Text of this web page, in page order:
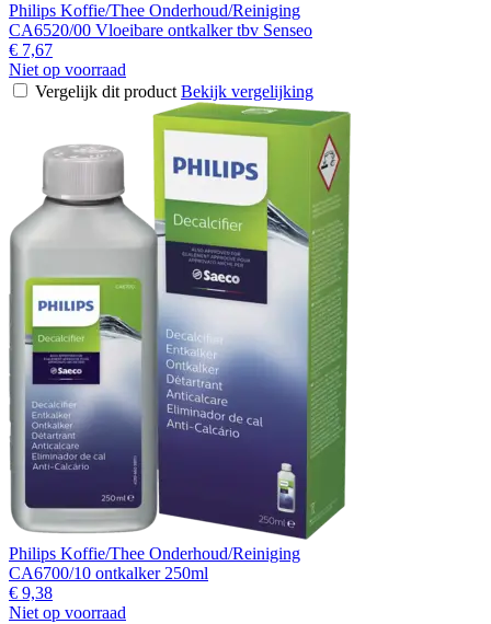
Philips Koffie/Thee Onderhoud/Reiniging
CA6520/00 Vloeibare ontkalker tbv Senseo
€ 7,67
Niet op voorraad
Vergelijk dit product Bekijk vergelijking
Philips Koffie/Thee Onderhoud/Reiniging
CA6700/10 ontkalker 250ml
€ 9,38
Niet op voorraad